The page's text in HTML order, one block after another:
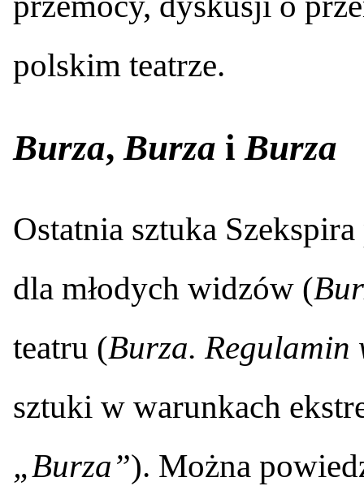
polskim teatrze.
Burza,Burza iBurza
Ostatnia sztuka Szekspira
dla młodych widzów (
teatru (Burza. Regulamin
sztuki w warunkach
„Burza”). Można